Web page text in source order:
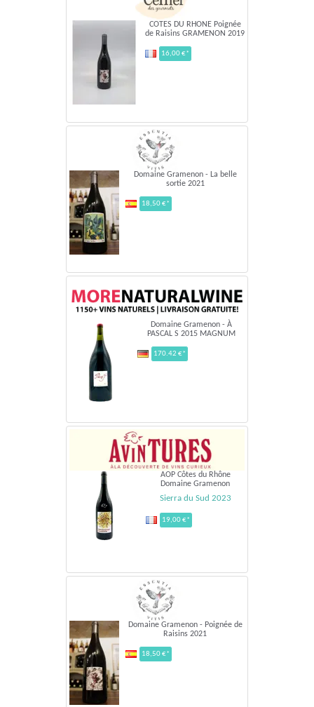
COTES DU RHONE Poignée
de Raisins GRAMENON 2019
16,00 €*
Domaine Gramenon - La belle
sortie 2021
18,50 €*
Domaine Gramenon - À
PASCAL S 2015 MAGNUM
170.42 €*
AOP Côtes du Rhône
Domaine Gramenon
Sierra du Sud 2023
19,00 €*
Domaine Gramenon - Poignée de
Raisins 2021
18,50 €*